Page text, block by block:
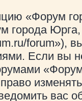
«Форум
города
forum»),
Если вы
вас